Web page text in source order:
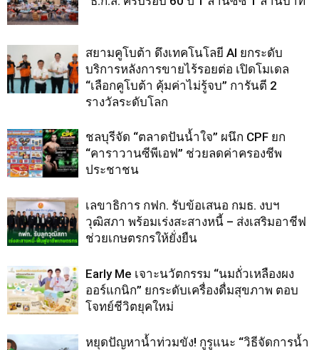
สยามคูโบต้า ดึงเทคโนโลยี AI ยกระดับ
บริการหลังการขายไร้รอยต่อ เปิดโมเดล
“เลือกคูโบต้า คุ้มค่าไม่รู้จบ” การันตี 2
รางวัลระดับโลก
ชลบุรีจัด “ตลาดปันน้ำใจ” ผนึก CPF ยก
“คาราวานซีพีเอฟ” ช่วยลดค่าครองชีพ
ประชาชน
เลขาธิการ กฟก. รับข้อเสนอ กมธ. งบฯ
วุฒิสภา พร้อมเร่งสะสางหนี้ – ส่งเสริมอาชีฟ
ช่วยเกษตรกรให้ยั่งยืน
Early Me เจาะนวัตกรรม “นมถั่วเหลืองผง
ออร์แกนิก” ยกระดับเครื่องดื่มสุขภาพ ตอบ
โจทย์ชีวิตยุคใหม่
หยุดปัญหาน้ำท่วมขัง! กูรูแนะ “วิธีจัดการน้ำ